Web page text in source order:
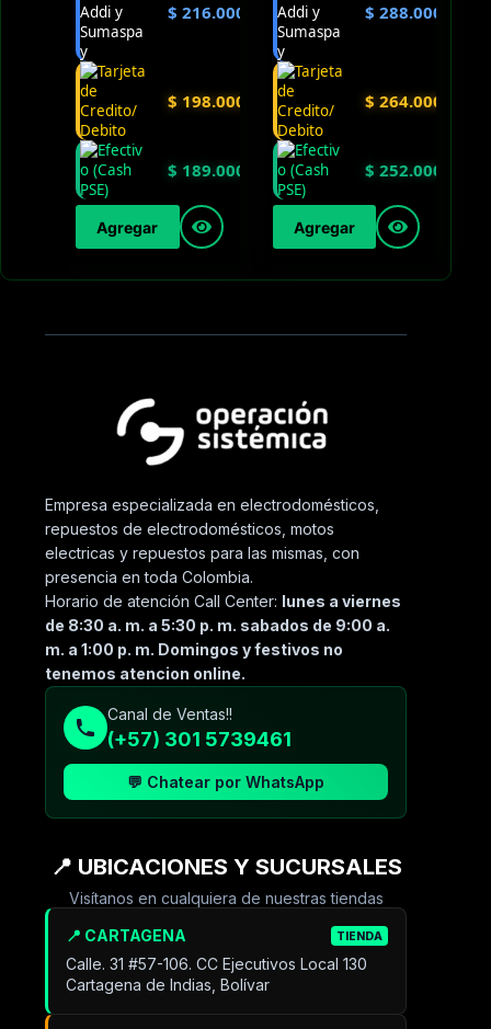
$ 216.000
$ 198.000
$ 189.000
Agregar
$ 288.000
$ 264.000
$ 252.000
Agregar
Empresa especializada en electrodomésticos,
repuestos de electrodomésticos, motos
electricas y repuestos para las mismas, con
presencia en toda Colombia.
Horario de atención Call Center: lunes a viernes
de 8:30 a. m. a 5:30 p. m. sabados de 9:00 a.
m. a 1:00 p. m. Domingos y festivos no
tenemos atencion online.
Canal de Ventas!!
(+57) 301 5739461
💬 Chatear por WhatsApp
📍 UBICACIONES Y SUCURSALES
Visítanos en cualquiera de nuestras tiendas
📍 CARTAGENA TIENDA
Calle. 31 #57-106. CC Ejecutivos Local 130
Cartagena de Indias, Bolívar